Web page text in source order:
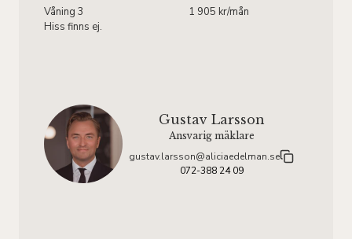
Våning 3
Hiss finns ej.
1 905 kr/mån
Gustav Larsson
Ansvarig mäklare
gustav.larsson@aliciaedelman.se
072-388 24 09